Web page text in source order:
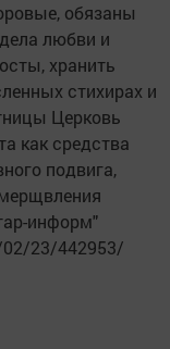
обязаны
любви и
хранить
стихирах и
Церковь
как средства
подвига,
информ"
23/442953/